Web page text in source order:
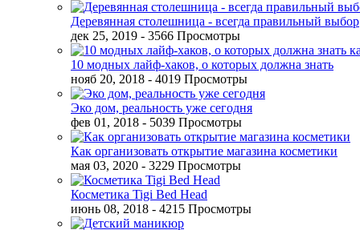
Деревянная столешница - всегда правильный выбор
дек 25, 2019 - 3566 Просмотры
10 модных лайф-хаков, о которых должна знать
нояб 20, 2018 - 4019 Просмотры
Эко дом, реальность уже сегодня
фев 01, 2018 - 5039 Просмотры
Как организовать открытие магазина косметики
мая 03, 2020 - 3229 Просмотры
Косметика Tigi Bed Head
июнь 08, 2018 - 4215 Просмотры